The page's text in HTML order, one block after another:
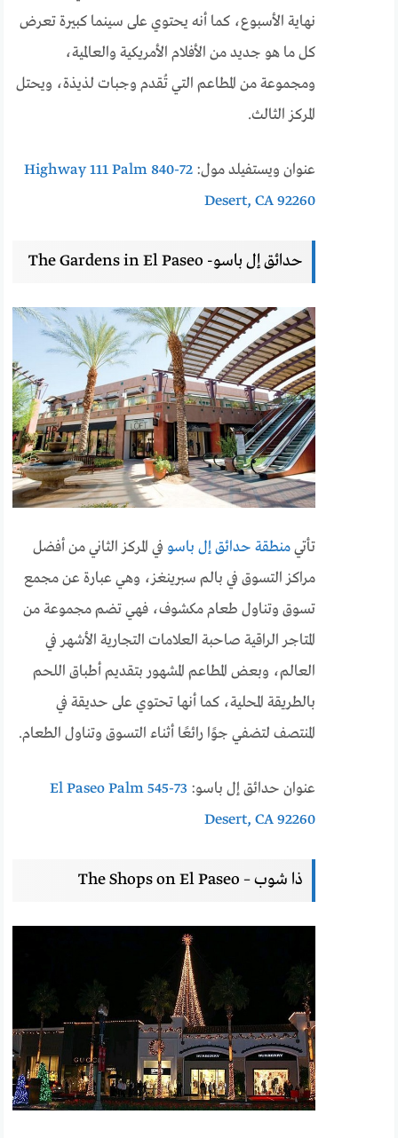
نهاية الأسبوع، كما أنه يحتوي على سينما كبيرة تعرض
كل ما هو جديد من الأفلام الأمريكية والعالمية،
ومجموعة من المطاعم التي تُقدم وجبات لذيذة، ويحتل
المركز الثالث.
عنوان ويستفيلد مول:
72-840 Highway 111 Palm
Desert, CA 92260
حدائق إل باسو- The Gardens in El Paseo
تأتي منطقة حدائق إل باسو في المركز الثاني من أفضل
مراكز التسوق في بالم سبرينغز، وهي عبارة عن مجمع
تسوق وتناول طعام مكشوف، فهي تضم مجموعة من
المتاجر الراقية صاحبة العلامات التجارية الأشهر في
العالم، وبعض المطاعم المشهور بتقديم أطباق اللحم
بالطريقة المحلية، كما أنها تحتوي على حديقة في
المنتصف لتضفي جوًا رائعًا أثناء التسوق وتناول الطعام.
عنوان حدائق إل باسو:
73-545 El Paseo Palm
Desert, CA 92260
ذا شوب – The Shops on El Paseo